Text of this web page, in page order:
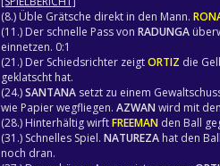
(8.) Üble Grätsche direkt in den Mann.
(11.) Der schnelle Pass von RADUNGA
einnetzen. 0:1
(21.) Der Schiedsrichter zeigtORTIZ die
geklatscht hat.
(24.)SANTANA setzt zu einem
wie Papier wegfliegen. AZWAN wird mit
(28.) Hinterhältig wirftFREEMAN den Ball
(31.) Schnelles Spiel. NATUREZA hat den
noch dran.